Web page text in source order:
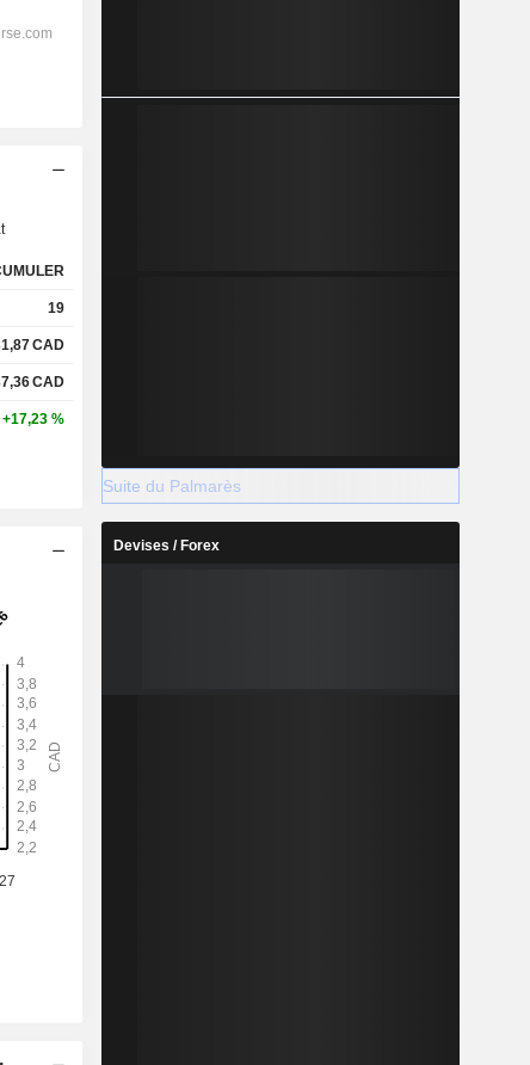
19
CAD
CAD
+17,23 %
Suite du Palmarès
Devises / Forex